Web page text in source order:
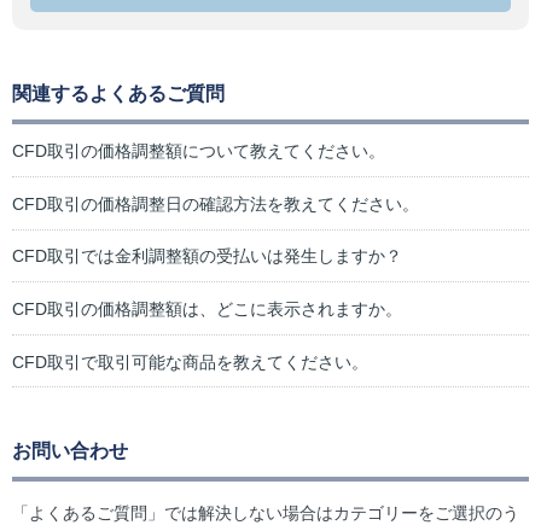
関連するよくあるご質問
CFD取引の価格調整額について教えてください。
CFD取引の価格調整日の確認方法を教えてください。
CFD取引では金利調整額の受払いは発生しますか？
CFD取引の価格調整額は、どこに表示されますか。
CFD取引で取引可能な商品を教えてください。
お問い合わせ
「よくあるご質問」では解決しない場合はカテゴリーをご選択のう